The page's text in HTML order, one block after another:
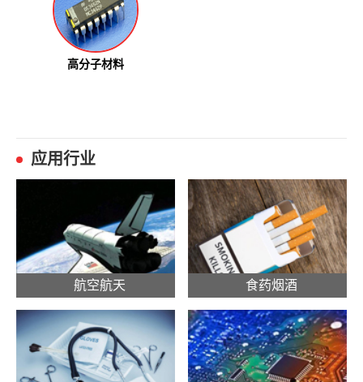
高分子材料
应用行业
航空航天 食药烟酒